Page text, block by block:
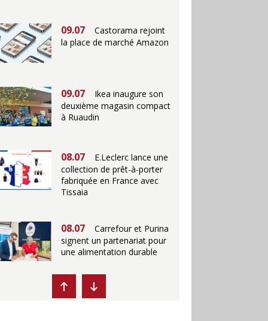
09.07
Castorama rejoint
la place de marché Amazon
09.07
Ikea inaugure son
deuxième magasin compact
à Ruaudin
08.07
E.Leclerc lance une
collection de prêt-à-porter
fabriquée en France avec
Tissaia
08.07
Carrefour et Purina
signent un partenariat pour
une alimentation durable
07.07
Ikea propose des